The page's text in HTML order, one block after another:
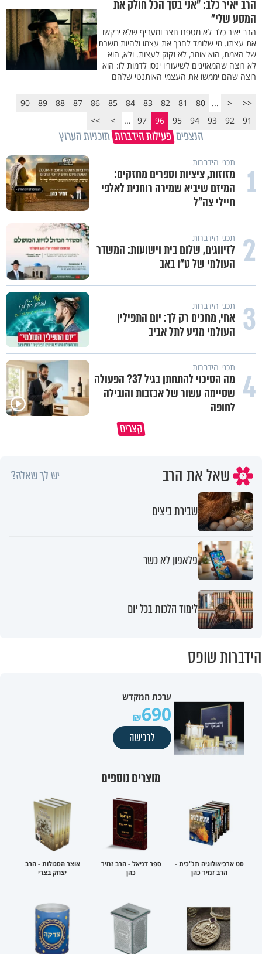
הרב יאיר כלב: "אני בסך הכל חולק את
המסע שלי"
הרב יאיר כלב לא מטפח חצר ומעדיף שלא יבקשו
את עצתו. מי שלומד לחנך את עצמו ולהיות משרת
של האמת, הוא אומר, לא זקוק לעצות. ולא, הוא
לא רוצה שהמאזינים לשיעוריו ינסו לדמות לו: הוא
רוצה שהם יממשו את העצמי האותנטי שלהם
<<
<
...
80
81
82
83
84
85
86
87
88
89
90
91
92
93
94
95
96
97
...
>
>>
הנצפים פעילות הידברות תוכניות הערוץ
1 תכני הידברות
מזוזות, ציציות וספרים מחזקים:
המיזם שיביא שמירה רוחנית לאלפי
חיילי צה"ל
2 תכני הידברות
לזיווגים, שלום בית וישועות: המשדר
העולמי של ט"ו באב
3 תכני הידברות
אחי, מחכים רק לך: יום התפילין
העולמי מגיע לתל אביב
4 תכני הידברות
מה הסיכוי להתחתן בגיל 37? הפעולה
שסיימה עשור של אכזבות והובילה
לחופה
קצריםמי שאמר והיה העולם זה אבא שלנו
שאל את הרב יש לך שאלה?
שבירת ביצים
פלאפון לא כשר
לימוד הלכות בכל יום
הידברות שופס
ערכת המקדש
690
לרכישה
מוצרים נוספים
סט ארכיאולוגיה תנ"כית -
הרב זמיר כהן
ספר דניאל - הרב זמיר
כהן
אוצר הסגולות - הרב
יצחק בצרי